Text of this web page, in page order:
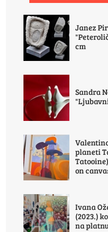
Janez
cm
Sandra
planeti
on
Ivana
(2023.)
na